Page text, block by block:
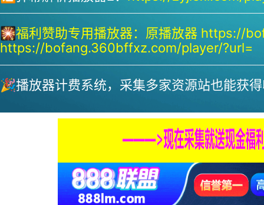
🎇福利赞助专用播放器： 原播放器 https://
https://bofang.360bffxz.com/player/?url=
🎉播放器计费系统，采集多家资源站也能获